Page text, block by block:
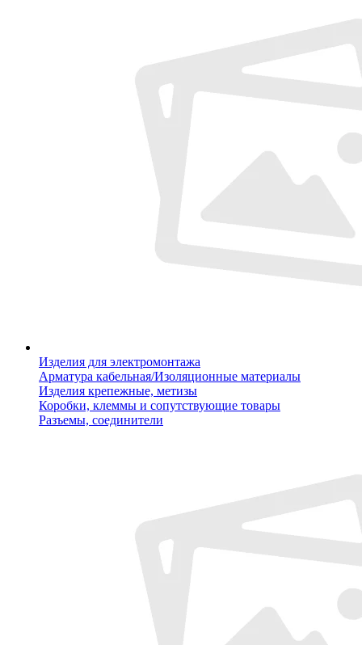
Изделия для электромонтажа
Арматура кабельная/Изоляционные материалы
Изделия крепежные, метизы
Коробки, клеммы и сопутствующие товары
Разъемы, соединители